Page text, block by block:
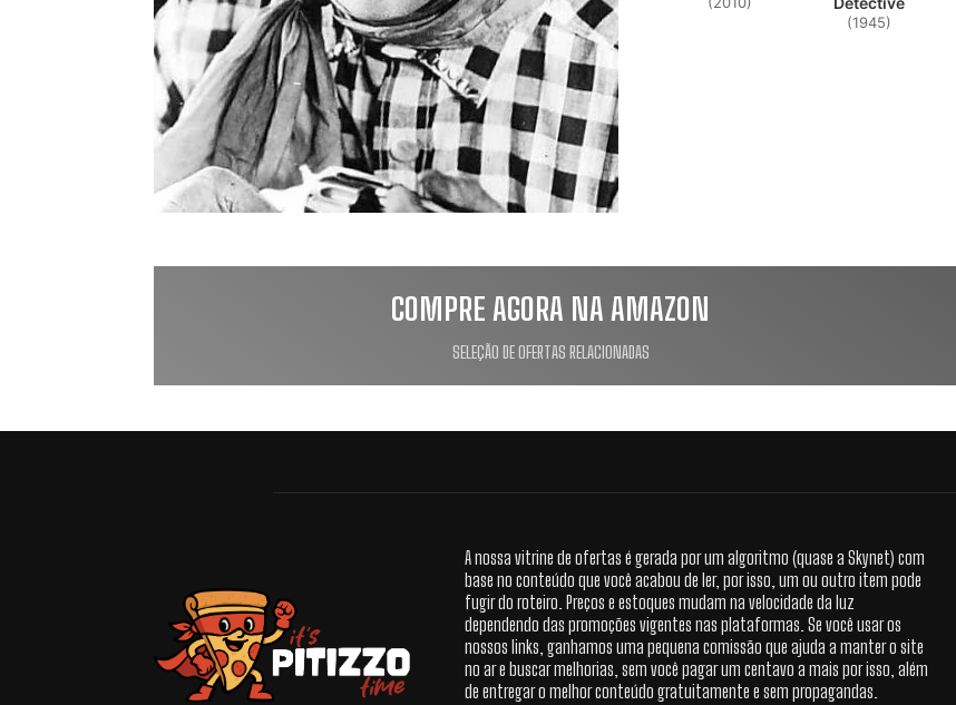
(1945)
COMPRE AGORA NA AMAZON
SELEÇÃO DE OFERTAS RELACIONADAS
A nossa vitrine de ofertas é gerada por um algoritmo (quase a Skynet) com
base no conteúdo que você acabou de ler, por isso, um ou outro item pode
fugir do roteiro. Preços e estoques mudam na velocidade da luz
dependendo das promoções vigentes nas plataformas. Se você usar os
nossos links, ganhamos uma pequena comissão que ajuda a manter o site
no ar e buscar melhorias, sem você pagar um centavo a mais por isso, além
de entregar o melhor conteúdo gratuitamente e sem propagandas.